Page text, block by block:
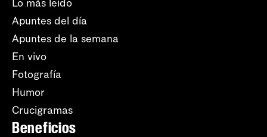
Lo más leído
Apuntes del día
Apuntes de la semana
En vivo
Fotografía
Humor
Crucigramas
Beneficios